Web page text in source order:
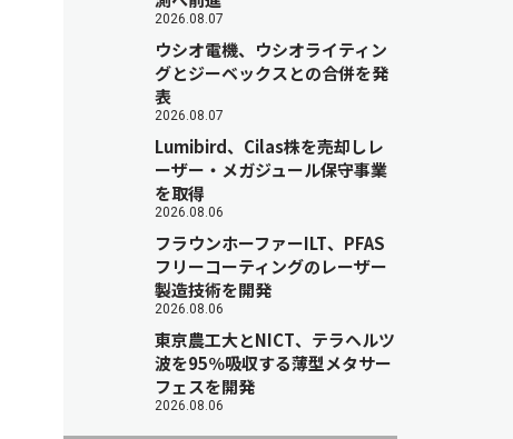
2026.08.07
ウシオ電機、ウシオライティン
グとジーベックスとの合併を発
表
2026.08.07
Lumibird、Cilas株を売却しレ
ーザー・メガジュール保守事業
を取得
2026.08.06
フラウンホーファーILT、PFAS
フリーコーティングのレーザー
製造技術を開発
2026.08.06
東京農工大とNICT、テラヘルツ
波を95％吸収する薄型メタサー
フェスを開発
2026.08.06